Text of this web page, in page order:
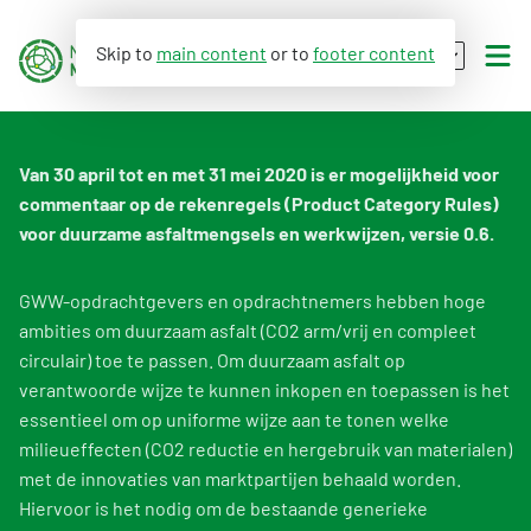
Skip to main content or to footer content
EN
NL
Environmental performance
Environmental performance calculation
Calculation tools
Policy and legislation
Example projects
What is WLC-GWP?
Assessment Method WLC-GWP
Databases
Dutch Environmental Database
Process database
About the viewer
Functional descriptions
Environmental data (LCA)
Environmental declaration
My product in NMD
About us
An introduction to the NMD
Viewer
Van 30 april tot en met 31 mei 2020 is er mogelijkheid voor
commentaar op de rekenregels (Product Category Rules)
voor duurzame asfaltmengsels en werkwijzen, versie 0.6.
GWW-opdrachtgevers en opdrachtnemers hebben hoge
ambities om duurzaam asfalt (CO2 arm/vrij en compleet
circulair) toe te passen. Om duurzaam asfalt op
verantwoorde wijze te kunnen inkopen en toepassen is het
essentieel om op uniforme wijze aan te tonen welke
milieueffecten (CO2 reductie en hergebruik van materialen)
met de innovaties van marktpartijen behaald worden.
Hiervoor is het nodig om de bestaande generieke